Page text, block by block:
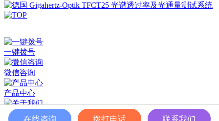
一键拨号
微信咨询
产品中心
关于我们
在线咨询 拨打电话 联系我们